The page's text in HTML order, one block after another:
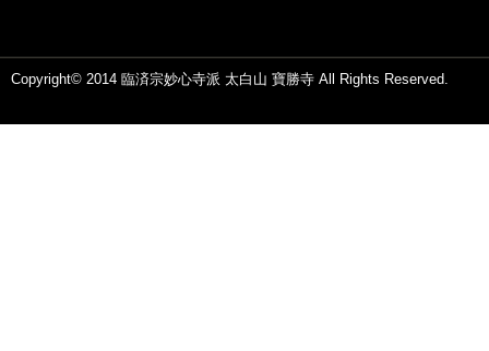
Copyright© 2014 臨済宗妙心寺派 太白山 寶勝寺 All Rights Reserved.